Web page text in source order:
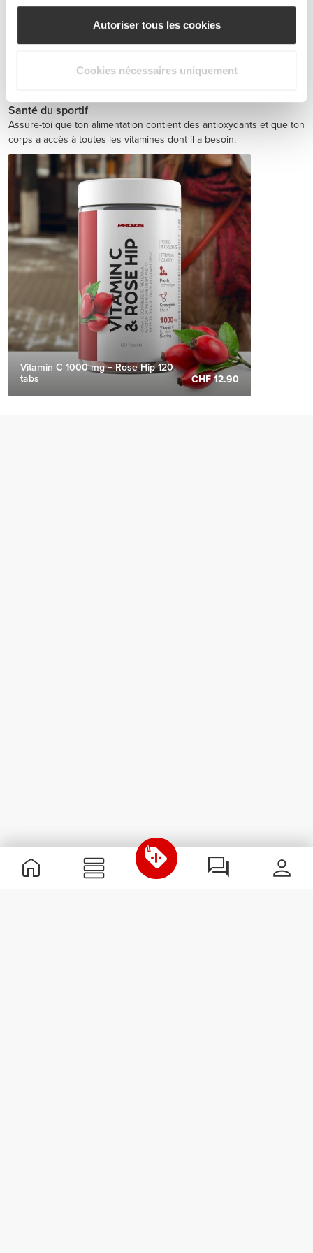
Autoriser tous les cookies
Cookies nécessaires uniquement
Jointz 90 caps CHF 15.00
Santé du sportif
Assure-toi que ton alimentation contient des antioxydants et que ton
corps a accès à toutes les vitamines dont il a besoin.
Vitamin C 1000 mg + Rose Hip 120
tabs
CHF 12.90